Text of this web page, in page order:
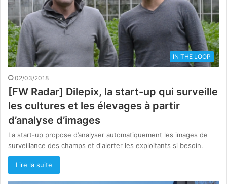
IN THE LOOP
02/03/2018
[FW Radar] Dilepix, la start-up qui surveille
les cultures et les élevages à partir
d’analyse d’images
La start-up propose d’analyser automatiquement les images de
surveillance des champs et d'alerter les exploitants si besoin.
Lire la suite